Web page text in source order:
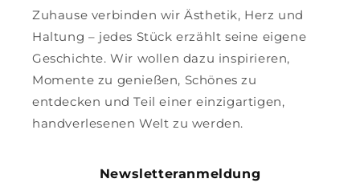
Zuhause verbinden wir Ästhetik, Herz und
Haltung – jedes Stück erzählt seine eigene
Geschichte. Wir wollen dazu inspirieren,
Momente zu genießen, Schönes zu
entdecken und Teil einer einzigartigen,
handverlesenen Welt zu werden.
Newsletteranmeldung